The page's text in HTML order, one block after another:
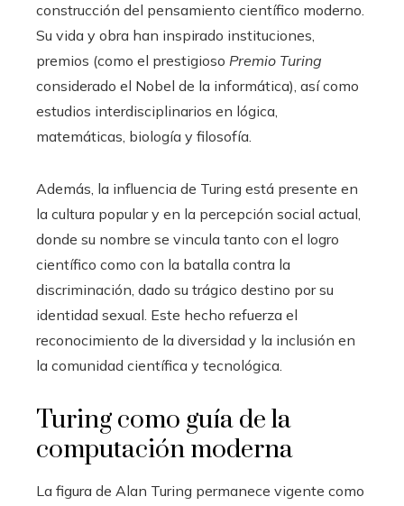
construcción del pensamiento científico moderno.
Su vida y obra han inspirado instituciones,
premios (como el prestigioso Premio Turing
considerado el Nobel de la informática), así como
estudios interdisciplinarios en lógica,
matemáticas, biología y filosofía.
Además, la influencia de Turing está presente en
la cultura popular y en la percepción social actual,
donde su nombre se vincula tanto con el logro
científico como con la batalla contra la
discriminación, dado su trágico destino por su
identidad sexual. Este hecho refuerza el
reconocimiento de la diversidad y la inclusión en
la comunidad científica y tecnológica.
Turing como guía de la
computación moderna
La figura de Alan Turing permanece vigente como